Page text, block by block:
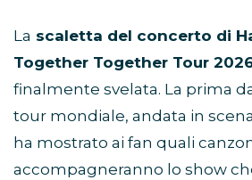
La scaletta del concerto di
Together Together Tour
finalmente svelata. La prima
tour mondiale, andata in
ha mostrato ai fan quali
accompagneranno lo show